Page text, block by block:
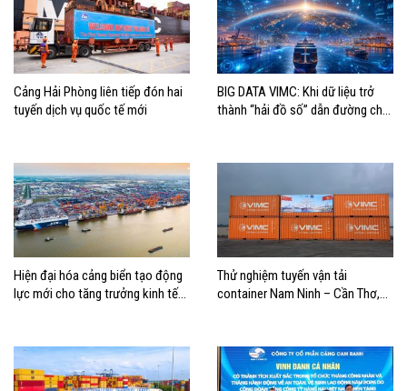
Cảng Hải Phòng liên tiếp đón hai
tuyến dịch vụ quốc tế mới
BIG DATA VIMC: Khi dữ liệu trở
thành “hải đồ số” dẫn đường cho
Hiện đại hóa cảng biển tạo động
lực mới cho tăng trưởng kinh tế
Thử nghiệm tuyến vận tải
container Nam Ninh – Cần Thơ,